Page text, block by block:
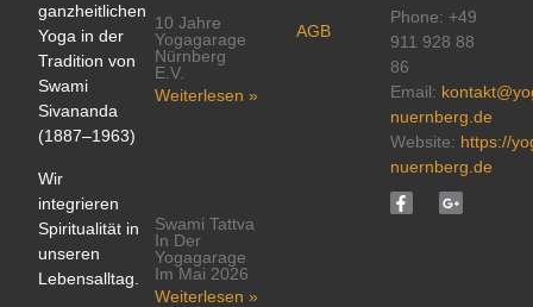
ganzheitlichen
Yoga in der
Tradition von
Swami
Sivananda
(1887–1963)
Wir
integrieren
Spiritualität in
unseren
Lebensalltag.
10 Jahre
Yogagarage
Nürnberg
E.V.
Weiterlesen »
Swami Tattva
In Der
Yogagarage
Im Mai 2026
Weiterlesen »
AGB
Phone: +49
911 928 88
86
Email:
nuernberg.de
Website: https://
nuernberg.de